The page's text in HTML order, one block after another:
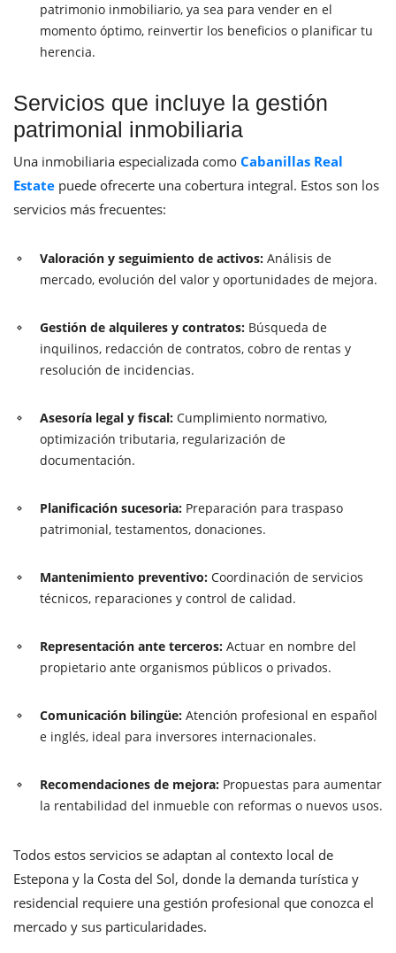
patrimonio inmobiliario, ya sea para vender en el
momento óptimo, reinvertir los beneficios o planificar tu
herencia.
Servicios que incluye la gestión
patrimonial inmobiliaria
Una inmobiliaria especializada como Cabanillas Real
Estate puede ofrecerte una cobertura integral. Estos son los
servicios más frecuentes:
Valoración y seguimiento de activos: Análisis de
mercado, evolución del valor y oportunidades de mejora.
Gestión de alquileres y contratos: Búsqueda de
inquilinos, redacción de contratos, cobro de rentas y
resolución de incidencias.
Asesoría legal y fiscal: Cumplimiento normativo,
optimización tributaria, regularización de
documentación.
Planificación sucesoria: Preparación para traspaso
patrimonial, testamentos, donaciones.
Mantenimiento preventivo: Coordinación de servicios
técnicos, reparaciones y control de calidad.
Representación ante terceros: Actuar en nombre del
propietario ante organismos públicos o privados.
Comunicación bilingüe: Atención profesional en español
e inglés, ideal para inversores internacionales.
Recomendaciones de mejora: Propuestas para aumentar
la rentabilidad del inmueble con reformas o nuevos usos.
Todos estos servicios se adaptan al contexto local de
Estepona y la Costa del Sol, donde la demanda turística y
residencial requiere una gestión profesional que conozca el
mercado y sus particularidades.